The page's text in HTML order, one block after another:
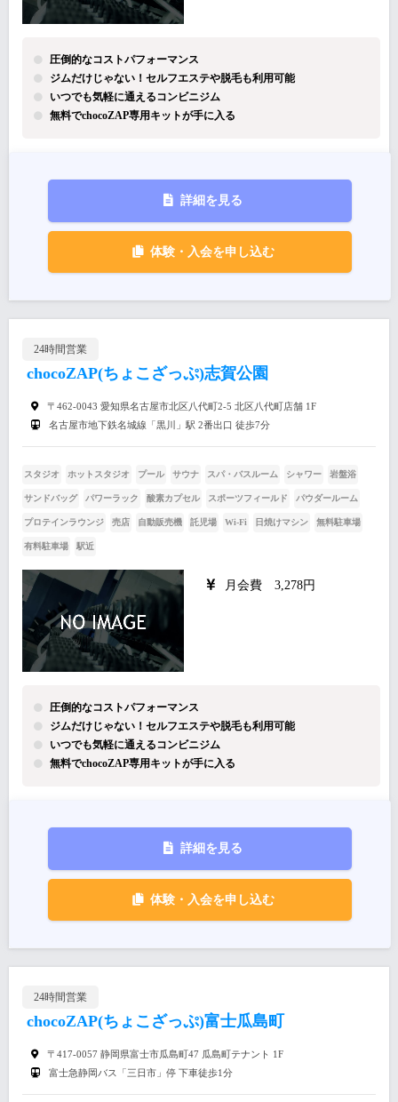
圧倒的なコストパフォーマンス
ジムだけじゃない！セルフエステや脱毛も利用可能
いつでも気軽に通えるコンビニジム
無料でchocoZAP専用キットが手に入る
詳細を見る
体験・入会を申し込む
24時間営業
chocoZAP(ちょこざっぷ)志賀公園
〒462-0043 愛知県名古屋市北区八代町2-5 北区八代町店舗 1F
名古屋市地下鉄名城線「黒川」駅 2番出口 徒歩7分
スタジオ ホットスタジオ プール サウナ スパ・バスルーム シャワー 岩盤浴
サンドバッグ パワーラック 酸素カプセル スポーツフィールド パウダールーム
プロテインラウンジ 売店 自動販売機 託児場 Wi-Fi 日焼けマシン 無料駐車場
有料駐車場 駅近
月会費 3,278円
圧倒的なコストパフォーマンス
ジムだけじゃない！セルフエステや脱毛も利用可能
いつでも気軽に通えるコンビニジム
無料でchocoZAP専用キットが手に入る
詳細を見る
体験・入会を申し込む
24時間営業
chocoZAP(ちょこざっぷ)富士瓜島町
〒417-0057 静岡県富士市瓜島町47 瓜島町テナント 1F
富士急静岡バス「三日市」停 下車徒歩1分